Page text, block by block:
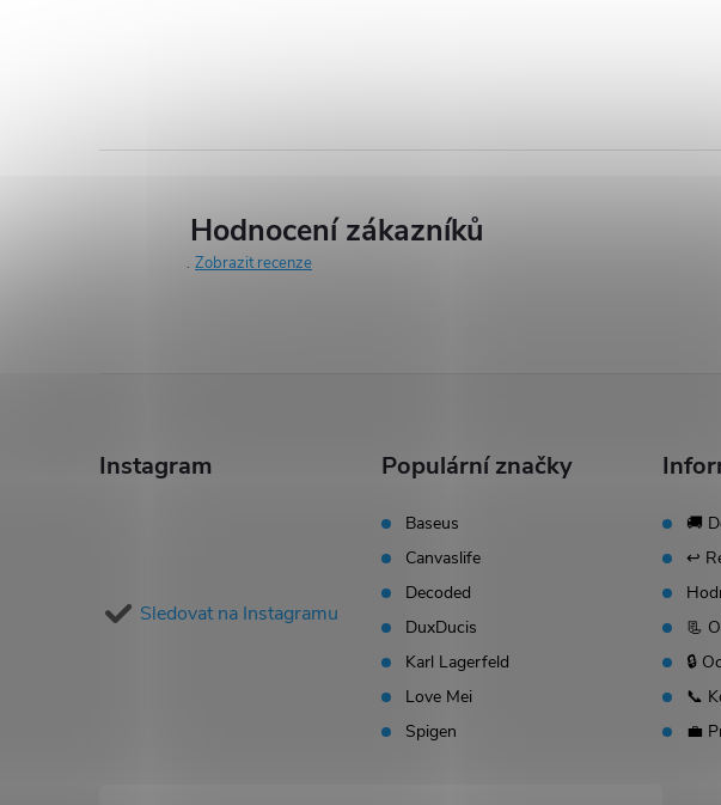
Hodnocení zákazníků
Zobrazit recenze
Instagram
Sledovat na Instagramu
Populární značky
Baseus
Canvaslife
Decoded
DuxDucis
Karl Lagerfeld
Love Mei
Spigen
🚚
↩️
📃
🔒
📞
💼